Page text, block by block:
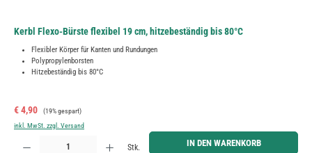
Kerbl Flexo-Bürste flexibel 19 cm, hitzebeständig bis 80°C
Flexibler Körper für Kanten und Rundungen
Polypropylenborsten
Hitzebeständig bis 80°C
Verkaufspreis:
€ 4,90 Regulärer Preis:
(19% gespart)
inkl. MwSt. zzgl. Versand
Produkt Anzahl: Gib den gewünschten Wert ein oder benutze die Schaltflächen um die Anzahl zu
Stk. IN DEN WARENKORB